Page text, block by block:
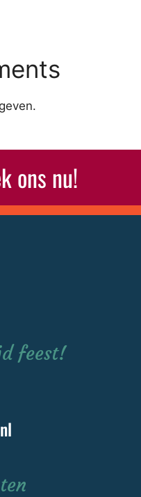
ons nu!
feest!